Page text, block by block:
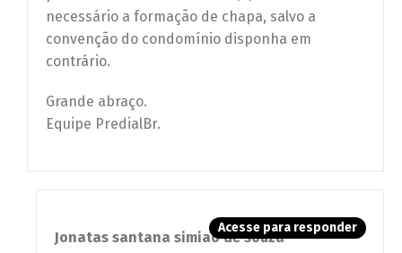
necessário a formação de chapa, salvo a
convenção do condomínio disponha em
contrário.
Grande abraço.
Equipe PredialBr.
Jonatas santana simiao de souza
Acesse para responder